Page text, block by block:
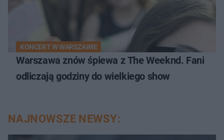
KONCERT W WARSZAWIE
Warszawa znów śpiewa z The Weeknd. Fani
odliczają godziny do wielkiego show
NAJNOWSZE NEWSY: